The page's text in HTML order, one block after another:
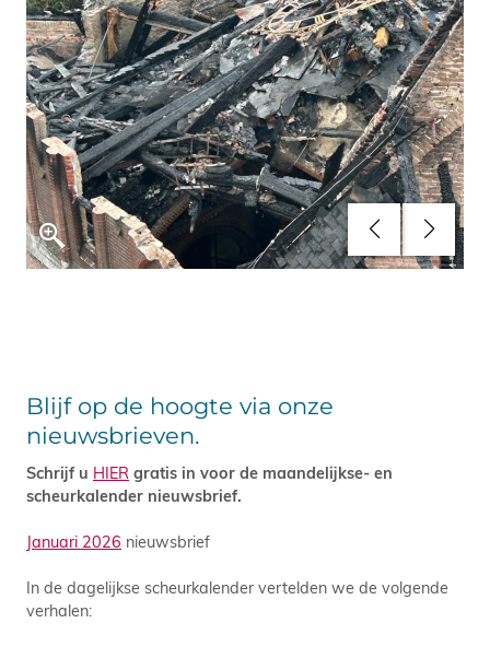
Blijf op de hoogte via onze
nieuwsbrieven.
Schrijf u HIER gratis in voor de maandelijkse- en
scheurkalender nieuwsbrief.
Januari 2026 nieuwsbrief
In de dagelijkse scheurkalender vertelden we de volgende
verhalen: